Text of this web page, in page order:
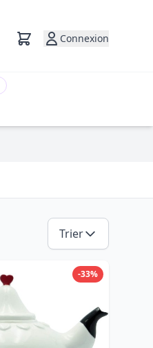
Connexion
Trier
-33%